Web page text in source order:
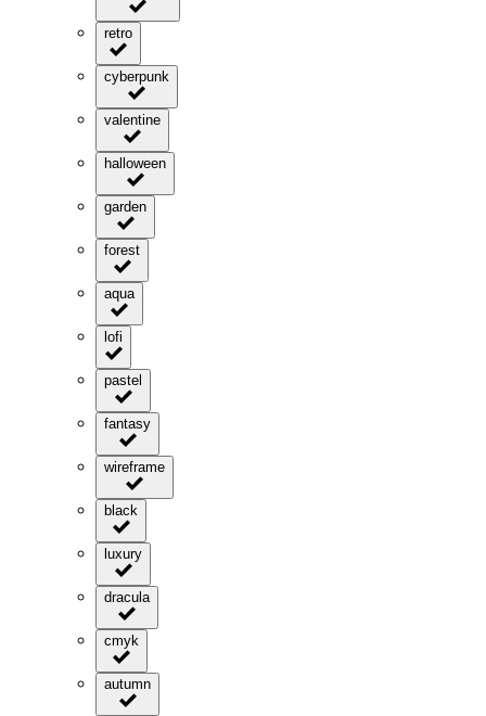
retro
cyberpunk
valentine
halloween
garden
forest
aqua
lofi
pastel
fantasy
wireframe
black
luxury
dracula
cmyk
autumn